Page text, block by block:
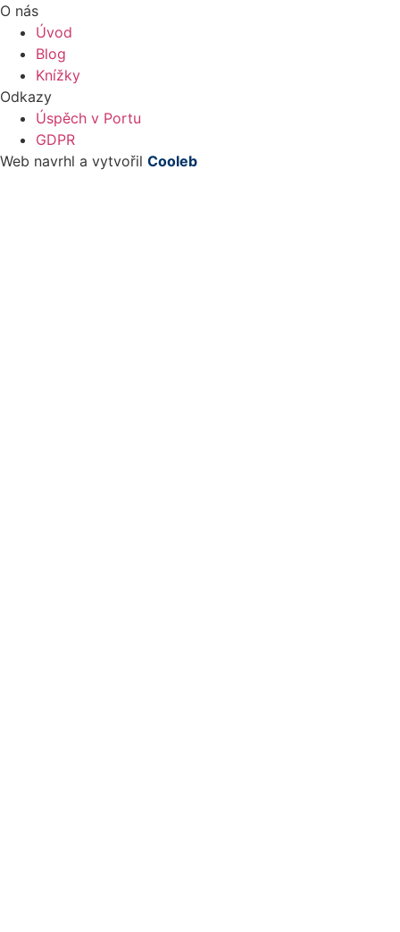
O nás
Úvod
Blog
Knížky
Odkazy
Úspěch v Portu
GDPR
Web navrhl a vytvořil Cooleb